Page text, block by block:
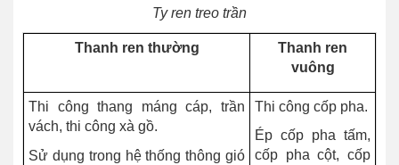
Ty ren treo trần
Thanh ren thường
Thanh ren
vuông
Thi công thang máng cáp, trần
vách, thi công xà gồ.
Sử dụng trong hệ thống thông gió
Thi công cốp pha.
Ép cốp pha tấm,
cốp pha cột, cốp